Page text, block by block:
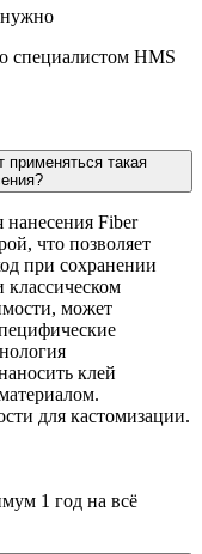
специалистом HMS
применяться такая
нанесения Fiber
что позволяет
при сохранении
классическом
может
клей
для кастомизации.
1 год на всё